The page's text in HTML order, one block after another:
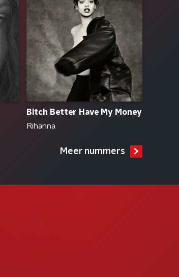
Bitch Better Have My Money
Rihanna
Meer nummers